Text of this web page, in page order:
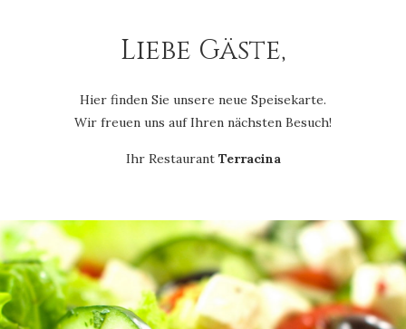
Liebe Gäste,
Hier finden Sie unsere neue Speisekarte.
Wir freuen uns auf Ihren nächsten Besuch!
Ihr Restaurant Terracina